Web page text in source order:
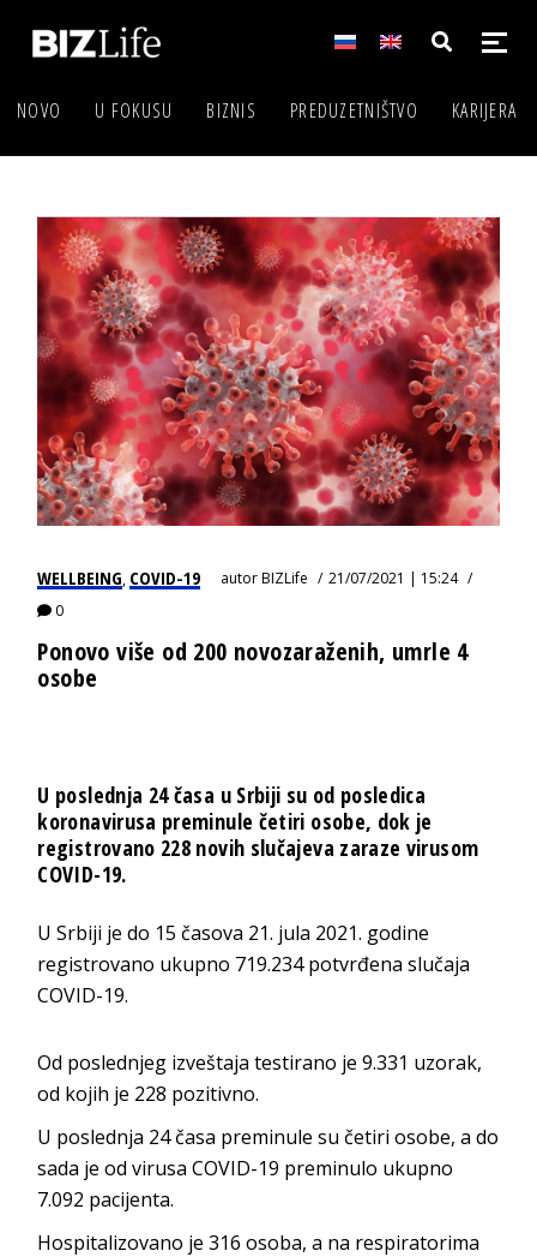
NOVO U FOKUSU BIZNIS PREDUZETNIŠTVO KARIJERA
WELLBEING, COVID-19 autorBIZLife
21/07/2021 | 15:24
0
Ponovo više od 200 novozaraženih, umrle 4
osobe
U poslednja 24 časa u Srbiji su od posledica
koronavirusa preminule četiri osobe, dok je
registrovano 228 novih slučajeva zaraze virusom
COVID-19.
U Srbiji je do 15 časova 21. jula 2021. godine
registrovano ukupno 719.234 potvrđena slučaja
COVID-19.
Od poslednjeg izveštaja testirano je 9.331 uzorak,
od kojih je 228 pozitivno.
U poslednja 24 časa preminule su četiri osobe, a do
sada je od virusa COVID-19 preminulo ukupno
7.092 pacijenta.
Hospitalizovano je 316 osoba, a na respiratorima